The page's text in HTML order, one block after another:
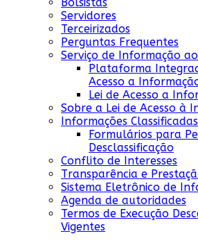
Servidores
Terceirizados
Perguntas Frequentes
Serviço de Informação
Plataforma
Acesso a
Lei de Acesso a
Sobre a Lei de Acesso à
Informações Classificadas
Formulários para
Desclassificação
Conflito de Interesses
Transparência e
Sistema Eletrônico de
Agenda de autoridades
Termos de Execução
Vigentes